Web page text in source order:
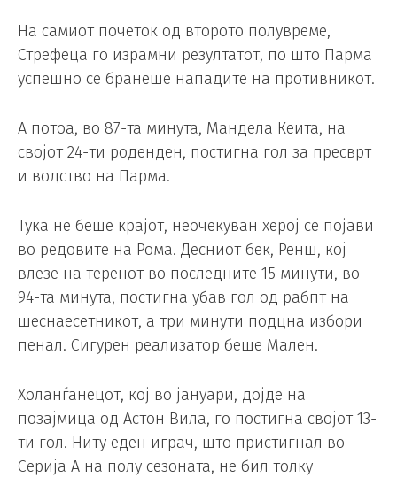
На самиот почеток од второто полувреме,
Стрефеца го израмни резултатот, по што Парма
успешно се бранеше нападите на противникот.
А потоа, во 87-та минута, Мандела Кеита, на
својот 24-ти роденден, постигна гол за пресврт
и водство на Парма.
Тука не беше крајот, неочекуван херој се појави
во редовите на Рома. Десниот бек, Ренш, кој
влезе на теренот во последните 15 минути, во
94-та минута, постигна убав гол од рабпт на
шеснаесетникот, а три минути подцна избори
пенал. Сигурен реализатор беше Мален.
Холанѓанецот, кој во јануари, дојде на
позајмица од Астон Вила, го постигна својот 13-
ти гол. Ниту еден играч, што пристигнал во
Серија А на полу сезоната, не бил толку